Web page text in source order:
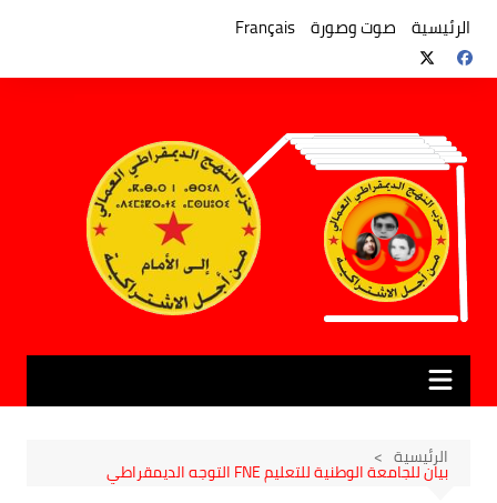
المحتوى
الرئيسية صوت وصورة Français
الرئيسية
بيان للجامعة الوطنية للتعليم FNE التوجه الديمقراطي